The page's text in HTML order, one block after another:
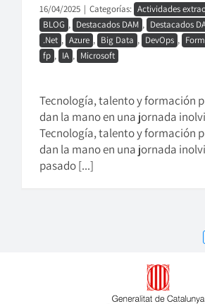
16/04/2025 | Categorías: Actividades
BLOG , Destacados DAM , Destacados
.Net , Azure , Big Data , DevOps ,
fp , IA , Microsoft
Tecnología, talento y formación
dan la mano en una jornada
Tecnología, talento y formación
dan la mano en una jornada
pasado [...]